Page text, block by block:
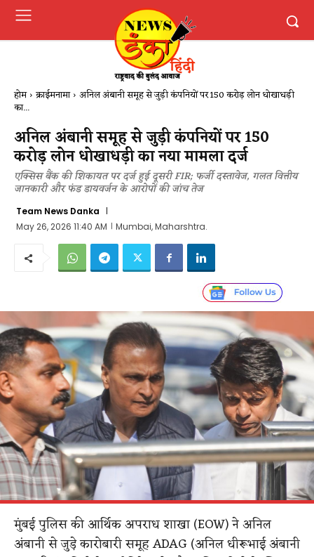
होम क्राईमनामा अनिल अंबानी समूह से जुड़ी कंपनियों पर ₹150 करोड़ लोन धोखाधड़ी
का...
अनिल अंबानी समूह से जुड़ी कंपनियों पर ₹150
करोड़ लोन धोखाधड़ी का नया मामला दर्ज
एक्सिस बैंक की शिकायत पर दर्ज हुई दूसरी FIR; फर्जी दस्तावेज, गलत वित्तीय
जानकारी और फंड डायवर्जन के आरोपों की जांच तेज
Team News Danka
May 26, 2026 11:40 AM
Mumbai, Maharshtra.
मुंबई पुलिस की आर्थिक अपराध शाखा (EOW) ने अनिल
अंबानी से जुड़े कारोबारी समूह ADAG (अनिल धीरूभाई अंबानी